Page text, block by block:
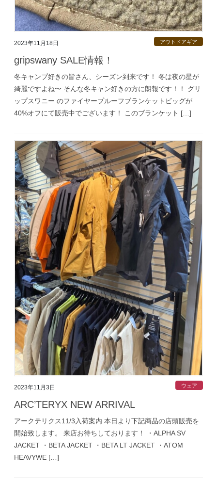
2023年11月18日 アウトドアギア
gripswany SALE情報！
冬キャンプ好きの皆さん、シーズン到来です！ 冬は夜の星が
綺麗ですよね〜 そんな冬キャン好きの方に朗報です！！ グリ
ップスワニー のファイヤープルーフブランケットビッグが
40%オフにて販売中でございます！ このブランケット […]
2023年11月3日 ウェア
ARC’TERYX NEW ARRIVAL
アークテリクス11/3入荷案内 本日より下記商品の店頭販売を
開始致します。 来店お待ちしております！ ・ALPHA SV
JACKET ・BETA JACKET ・BETA LT JACKET ・ATOM
HEAVYWE […]